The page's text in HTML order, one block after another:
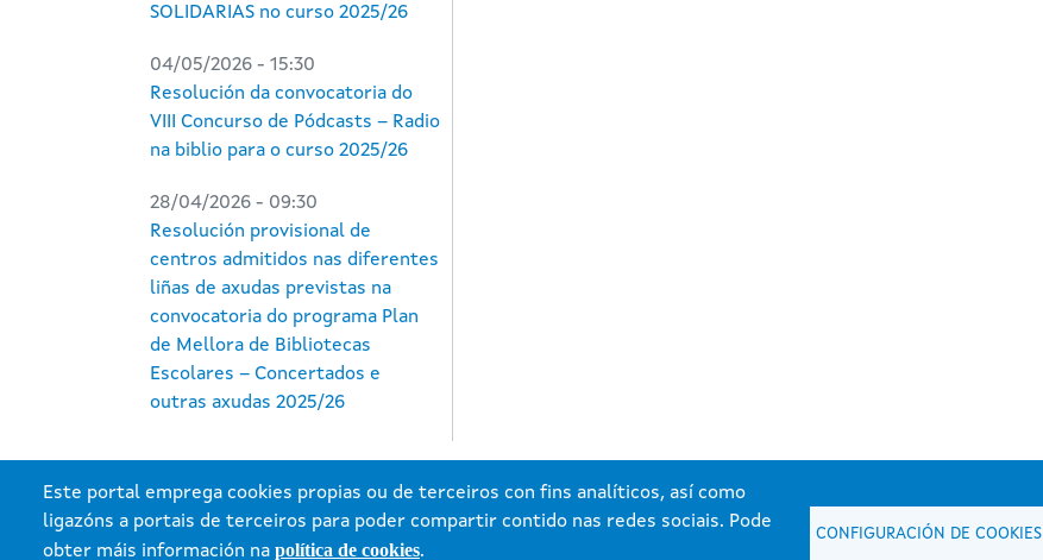
Este portal emprega cookies propias ou de terceiros con fins analíticos, así como
ligazóns a portais de terceiros para poder compartir contido nas redes sociais. Pode
obter máis información na política de cookies.
CONFIGURACIÓN DE COOKIES
SOLIDARIAS no curso 2025/26
04/05/2026 - 15:30
Resolución da convocatoria do
VIII Concurso de Pódcasts – Radio
na biblio para o curso 2025/26
28/04/2026 - 09:30
Resolución provisional de
centros admitidos nas diferentes
liñas de axudas previstas na
convocatoria do programa Plan
de Mellora de Bibliotecas
Escolares – Concertados e
outras axudas 2025/26